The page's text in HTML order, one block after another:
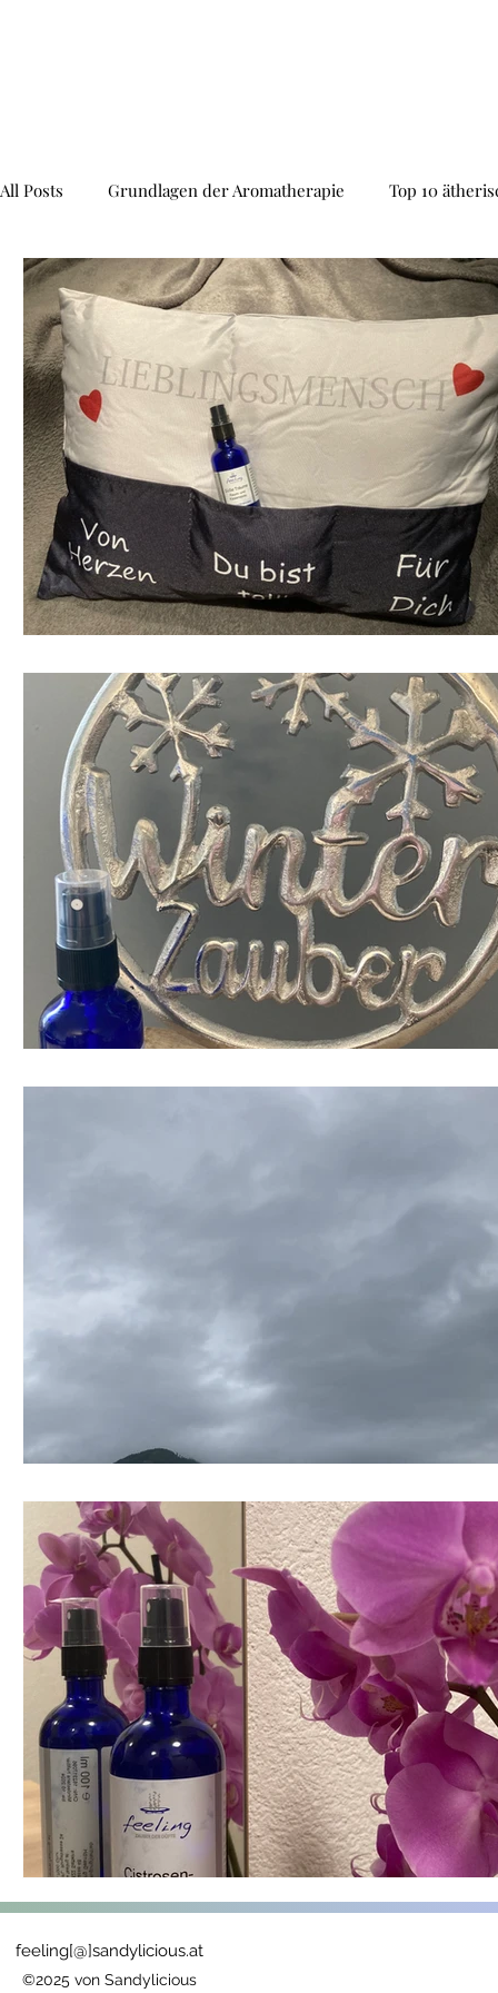
All Posts Grundlagen der Aromatherapie Top 10
Verwendung in der Hautpflege emotionales
Reinigung und Desinfektion Anti-Aging
TIPP
feeling[@]sandylicious.at
©2025 von Sandylicious